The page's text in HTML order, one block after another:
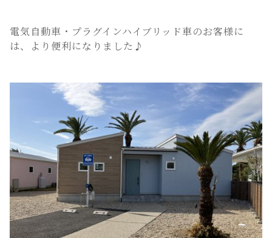
電気自動車・プラグインハイブリッド車のお客様に
は、より便利になりました♪